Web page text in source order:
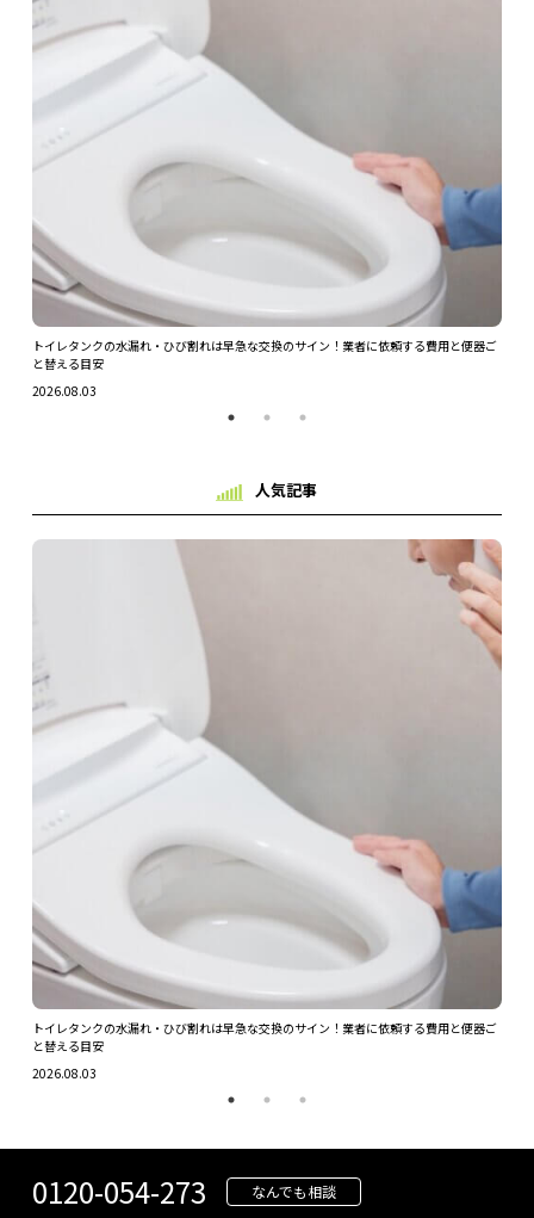
トイレタンクの水漏れ・ひび割れは早急な交換のサイン！業者に依頼する費用と便器ご
と替える目安
2026.08.03
人気記事
トイレタンクの水漏れ・ひび割れは早急な交換のサイン！業者に依頼する費用と便器ご
と替える目安
2026.08.03
0120-054-273 なんでも相談